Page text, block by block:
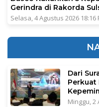
Gerindra di Rakorda
Selasa, 4 Agustus 2026 18:16
Dari
Perkuat
Minggu, 2